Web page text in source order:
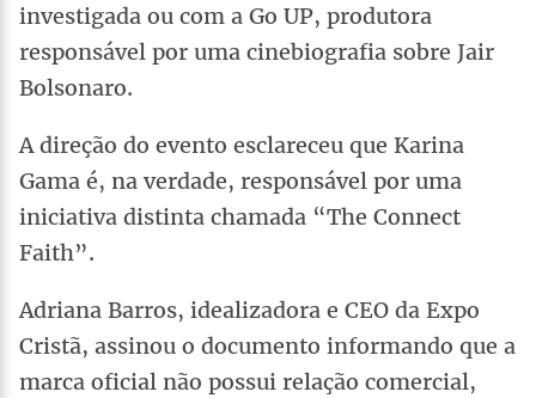
investigada ou com a Go UP, produtora
responsável por uma cinebiografia sobre Jair
Bolsonaro.
A direção do evento esclareceu que Karina
Gama é, na verdade, responsável por uma
iniciativa distinta chamada “The Connect
Faith”.
Adriana Barros, idealizadora e CEO da Expo
Cristã, assinou o documento informando que a
marca oficial não possui relação comercial,